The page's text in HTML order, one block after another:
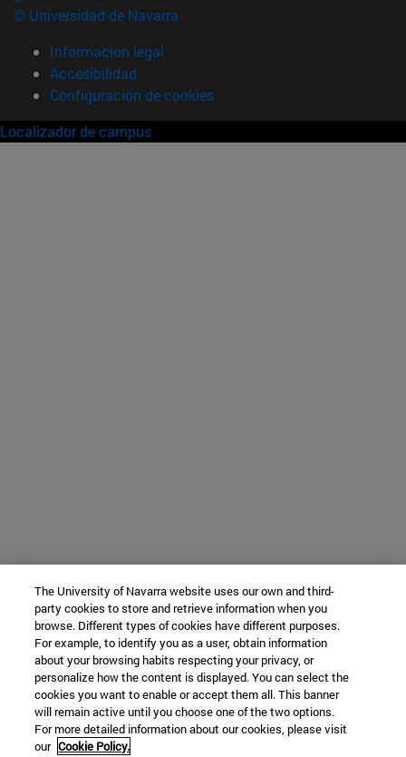
© Universidad de Navarra
Información legal
Accesibilidad
Configuración de cookies
Localizador de campus
The University of Navarra website uses our own and third-
party cookies to store and retrieve information when you
browse. Different types of cookies have different purposes.
For example, to identify you as a user, obtain information
about your browsing habits respecting your privacy, or
personalize how the content is displayed. You can select the
cookies you want to enable or accept them all. This banner
will remain active until you choose one of the two options.
For more detailed information about our cookies, please visit
our Cookie Policy.